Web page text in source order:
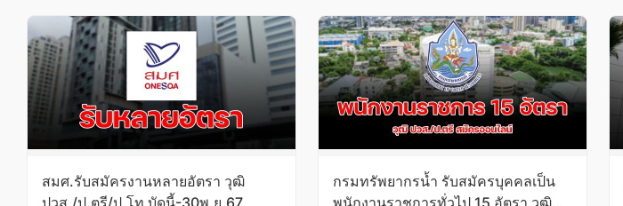
สมศ.รับสมัครงานหลายอัตรา วุฒิ
ปวส./ป.ตรี/ป.โท บัดนี้-30พ.ย.67
กรมทรัพยากรน้ำ รับสมัครบุคคลเป็น
พนักงานราชการทั่วไป 15 อัตรา วุฒิ